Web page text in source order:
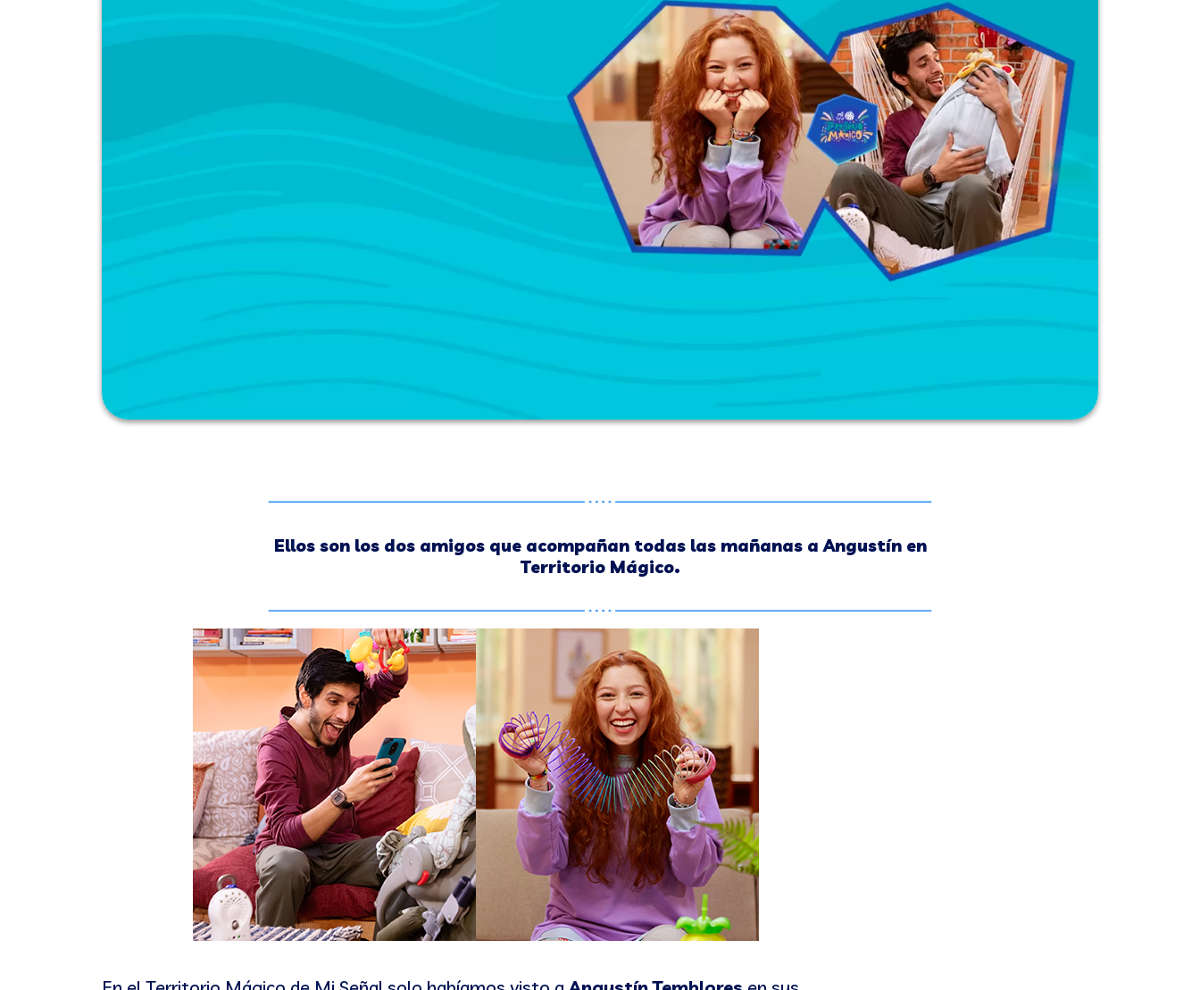
Ellos son los dos amigos que acompañan todas las mañanas a Angustín en
Territorio Mágico.